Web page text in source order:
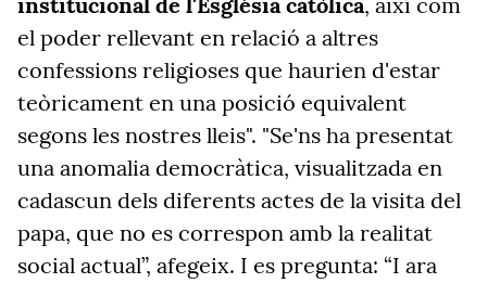
el poder rellevant en relació a altres
confessions religioses que haurien d'estar
teòricament en una posició equivalent
segons les nostres lleis". "Se'ns ha presentat
una anomalia democràtica, visualitzada en
cadascun dels diferents actes de la visita del
papa, que no es correspon amb la realitat
social actual”, afegeix. I es pregunta: “I ara